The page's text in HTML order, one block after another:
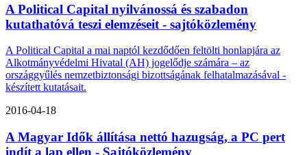
A Political Capital nyilvánossá és szabadon
kutathatóvá teszi elemzéseit - sajtóközlemény
A Political Capital a mai naptól kezdődően feltölti honlapjára az
Alkotmányvédelmi Hivatal (AH) jogelődje számára – az
országgyűlés nemzetbiztonsági bizottságának felhatalmazásával -
készített kutatásait.
2016-04-18
A Magyar Idők állítása nettó hazugság, a PC pert
indít a lap ellen - Sajtóközlemény